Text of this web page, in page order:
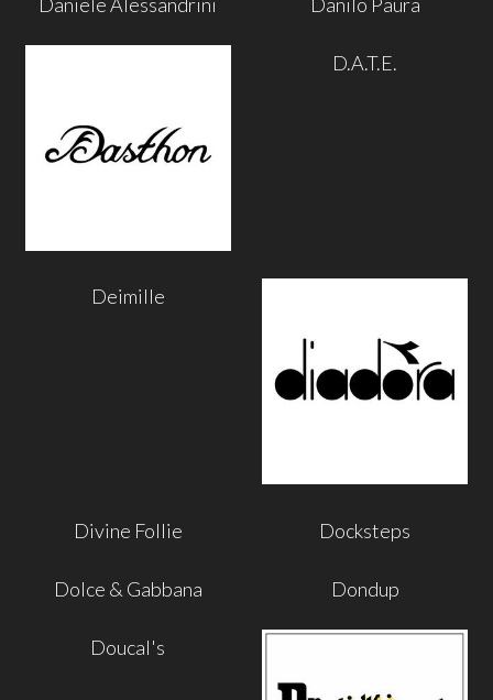
D.A.T.E.
Deimille
Divine Follie Docksteps
Dolce & Gabbana Dondup
Doucal's